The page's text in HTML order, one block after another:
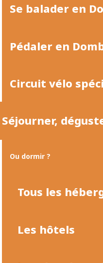
Se balader en
Pédaler en
Circuit vélo
Séjourner,
Ou dormir ?
Tous les
Les hôtels
pour
informations et
votre séjour ou